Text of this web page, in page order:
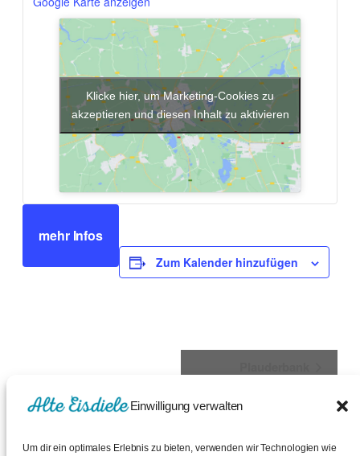
Einwilligung verwalten
Um dir ein optimales Erlebnis zu bieten, verwenden wir Technologien wie
Klicke hier, um Marketing-Cookies zu
akzeptieren und diesen Inhalt zu aktivieren
mehr Infos
Zum Kalender hinzufügen